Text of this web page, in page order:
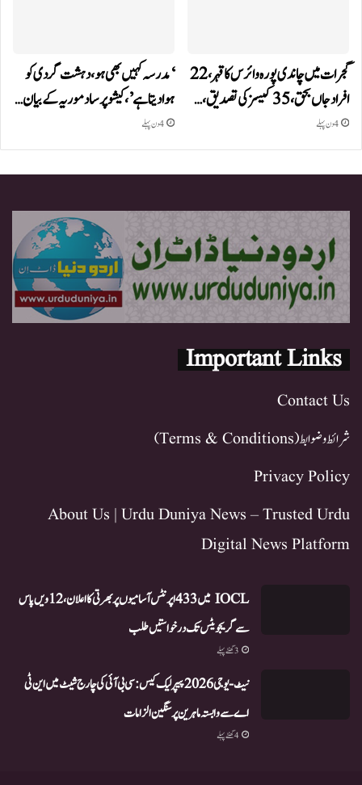
گجرات میں چاندی پورہ وائرس کا قہر، 22
افراد جاں بحق، 35 کیسز کی تصدیق،…
4 دن پہلے
‘مدرسہ کہیں بھی ہو، دہشت گردی کو
ہوا دیتا ہے’، کیشو پرساد موریہ کے بیان…
4 دن پہلے
Important Links
Contact Us
شرائط و ضوابط (Terms & Conditions)
Privacy Policy
About Us | Urdu Duniya News – Trusted Urdu
Digital News Platform
IOCL میں 433 اپرنٹس آسامیوں پر بھرتی کا اعلان، 12ویں پاس
سے گریجویٹس تک درخواستیں طلب
3 گھنٹے پہلے
نیٹ-یو جی 2026 پیپر لیک کیس: سی بی آئی کی چارج شیٹ میں این ٹی
اے سے وابستہ ماہرین پر سنگین الزامات
4 گھنٹے پہلے